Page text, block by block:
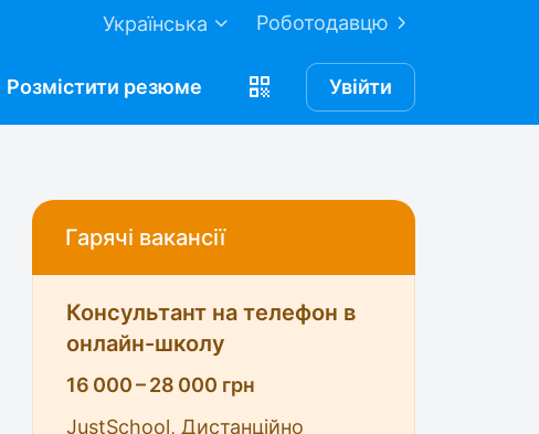
Роботодавцю
Українська
Розмістити резюме Увійти
Гарячі вакансії
Консультант на телефон в
онлайн-школу
16 000 – 28 000 грн
JustSchool, Дистанційно